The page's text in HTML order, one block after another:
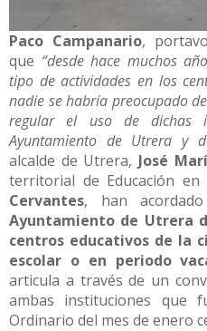
Paco Campanario,
que “desde hace muchos
tipo de actividades en los
nadie se habría preocupado
regular el uso de dichas
Ayuntamiento de Utrera y
alcalde de Utrera, José
territorial de Educación en
Cervantes, han acordado
Ayuntamiento de Utrera
centros educativos de la
escolar o en periodo
articula a través de un
ambas instituciones que
Ordinario del mes de enero